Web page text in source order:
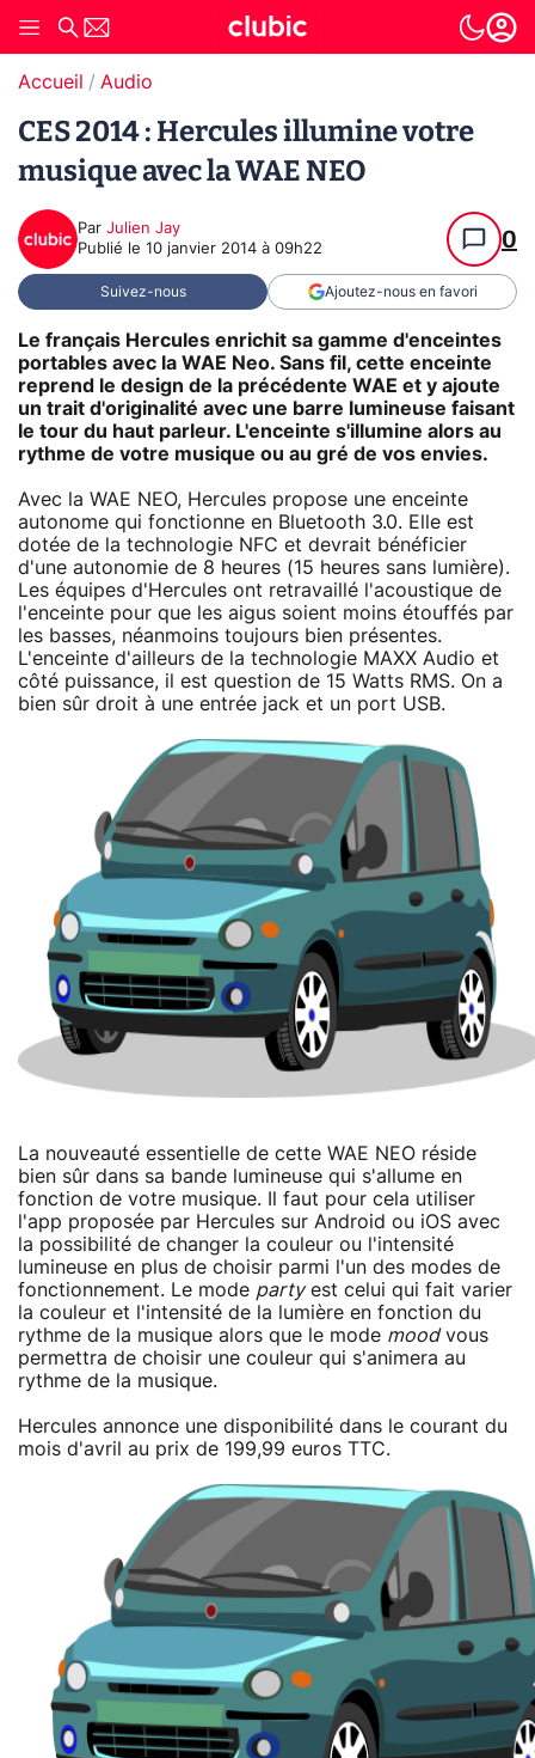
Accueil Audio
CES 2014 : Hercules illumine votre
musique avec la WAE NEO
Par Julien Jay
Publié le 10 janvier 2014 à 09h22 0
Suivez-nous Ajoutez-nous en favori
Le français Hercules enrichit sa gamme d'enceintes
portables avec la WAE Neo. Sans fil, cette enceinte
reprend le design de la précédente WAE et y ajoute
un trait d'originalité avec une barre lumineuse faisant
le tour du haut parleur. L'enceinte s'illumine alors au
rythme de votre musique ou au gré de vos envies.
Avec la WAE NEO, Hercules propose une enceinte
autonome qui fonctionne en Bluetooth 3.0. Elle est
dotée de la technologie NFC et devrait bénéficier
d'une autonomie de 8 heures (15 heures sans lumière).
Les équipes d'Hercules ont retravaillé l'acoustique de
l'enceinte pour que les aigus soient moins étouffés par
les basses, néanmoins toujours bien présentes.
L'enceinte d'ailleurs de la technologie MAXX Audio et
côté puissance, il est question de 15 Watts RMS. On a
bien sûr droit à une entrée jack et un port USB.
La nouveauté essentielle de cette WAE NEO réside
bien sûr dans sa bande lumineuse qui s'allume en
fonction de votre musique. Il faut pour cela utiliser
l'app proposée par Hercules sur Android ou iOS avec
la possibilité de changer la couleur ou l'intensité
lumineuse en plus de choisir parmi l'un des modes de
fonctionnement. Le mode partyest celui qui fait varier
la couleur et l'intensité de la lumière en fonction du
rythme de la musique alors que le mode moodvous
permettra de choisir une couleur qui s'animera au
rythme de la musique.
Hercules annonce une disponibilité dans le courant du
mois d'avril au prix de 199,99 euros TTC.